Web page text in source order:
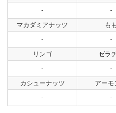
-
-
マカダミアナッツ
-
もも
-
リンゴ
-
ゼラ
-
カシューナッツ
-
アーモ
-